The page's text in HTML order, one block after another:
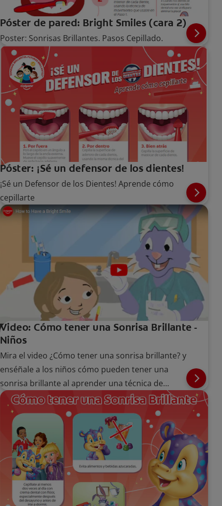
Póster de pared: Bright Smiles (cara 2)
Poster: Sonrisas Brillantes. Pasos Cepillado.
Póster: ¡Sé un defensor de los dientes!
¡Sé un Defensor de los Dientes! Aprende cómo
cepillarte
Video: Cómo tener una Sonrisa Brillante -
Niños
Mira el video ¿Cómo tener una sonrisa brillante? y
enséñale a los niños cómo pueden tener una
sonrisa brillante al aprender una técnica de
cepillado adecuada.